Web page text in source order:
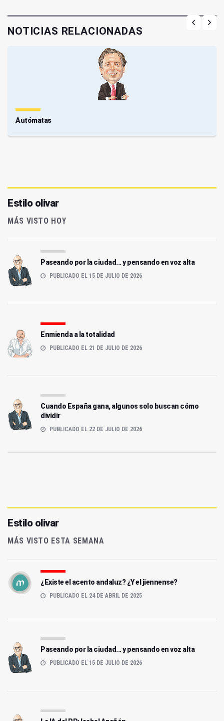
NOTICIAS RELACIONADAS
Autómatas
Estilo olivar
MÁS VISTO HOY
Paseando por la ciudad... y pensando en voz alta
PUBLICADO EL 15 DE JULIO DE 2026
Enmienda a la totalidad
PUBLICADO EL 21 DE JULIO DE 2026
Cuando España gana, algunos solo buscan cómo
dividir
PUBLICADO EL 22 DE JULIO DE 2026
Estilo olivar
MÁS VISTO ESTA SEMANA
¿Existe el acento andaluz? ¿Y el jiennense?
PUBLICADO EL 24 DE ABRIL DE 2025
Paseando por la ciudad... y pensando en voz alta
PUBLICADO EL 15 DE JULIO DE 2026